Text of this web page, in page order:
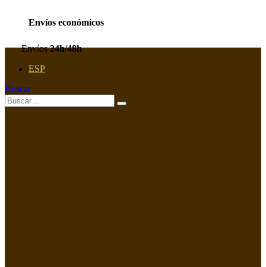
Envíos económicos
Envíos24h/48h
ESP
Buscar